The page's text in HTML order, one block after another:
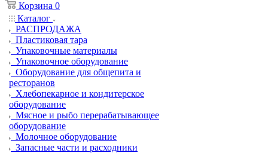
Корзина 0
Каталог
РАСПРОДАЖА
Пластиковая тара
Упаковочные материалы
Упаковочное оборудование
Оборудование для общепита и
ресторанов
Хлебопекарное и кондитерское
оборудование
Мясное и рыбо перерабатывающее
оборудование
Молочное оборудование
Запасные части и расходники